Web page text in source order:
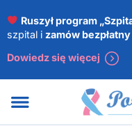
Ruszył program
szpital i zamów
Dowiedz się więcej